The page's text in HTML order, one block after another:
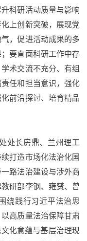
科研活动质量与影响
上创新突破，展现党
，促进活动成果的多
要直面科研工作中存
术交流不充分、有组
任和担当意识，强化
前沿探讨、培育精品
处长房鼎、兰州理工
打造市场化法治化国
路法治建设与涉外商
研部李钢、雍赟、曾
绕践行习近平法治思
高质量法治保障甘肃
化意蕴与基层治理现